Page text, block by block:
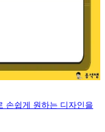
손쉽게 원하는 디자인을